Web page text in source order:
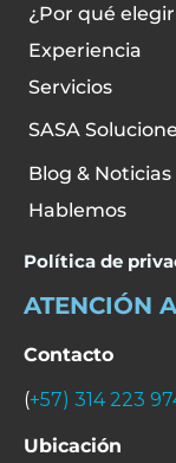
¿Por qué
Experiencia
Servicios
SASA
Blog & Noticias
Hablemos
Política de
ATENCIÓN
Contacto
(+57) 314 223
Ubicación